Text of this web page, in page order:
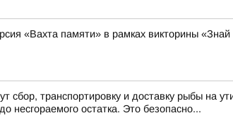
«Вахта памяти» в рамках викторины «Знай
сбор, транспортировку и доставку рыбы на
несгораемого остатка. Это безопасно...